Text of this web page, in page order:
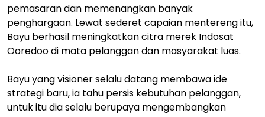
pemasaran dan memenangkan banyak
penghargaan. Lewat sederet capaian mentereng itu,
Bayu berhasil meningkatkan citra merek Indosat
Ooredoo di mata pelanggan dan masyarakat luas.
Bayu yang visioner selalu datang membawa ide
strategi baru, ia tahu persis kebutuhan pelanggan,
untuk itu dia selalu berupaya mengembangkan